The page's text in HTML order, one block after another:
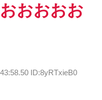
おおおお
ID:8yRTxieB0